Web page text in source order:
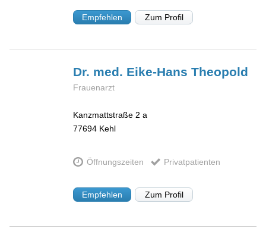
Empfehlen Zum Profil
Dr. med. Eike-HansTheopold
Frauenarzt
Kanzmattstraße 2 a
77694 Kehl
Öffnungszeiten Privatpatienten
Empfehlen Zum Profil